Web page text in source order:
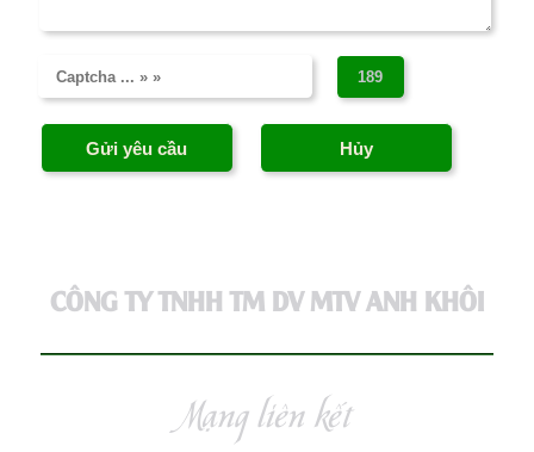
CÔNG TY TNHH TM DV MTV ANH KHÔI
Mạng liên kết